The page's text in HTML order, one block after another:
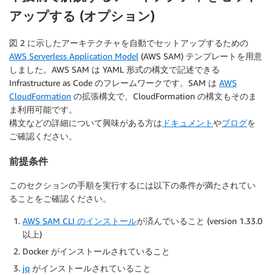
アップする (オプション)
図 2 に示したアーキテクチャを自動でセットアップするための
AWS Serverless Application Model (AWS SAM) テンプレートを用意
しました。AWS SAM は YAML 形式の構文で記述できる
Infrastructure as Code のフレームワークです。SAM は AWS
CloudFormation の拡張構文で、CloudFormation の構文もそのま
ま利用可能です。
構文などの詳細について興味がある方は ドキュメントやブログを
ご確認ください。
前提条件
このセクションの手順を実行するには以下の条件が満たされてい
ることをご確認ください。
AWS SAM CLI のインストールが済んでいること (version 1.33.0
以上)
Docker がインストールされていること
jq がインストールされていること